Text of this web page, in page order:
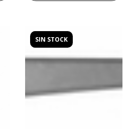
SIN STOCK